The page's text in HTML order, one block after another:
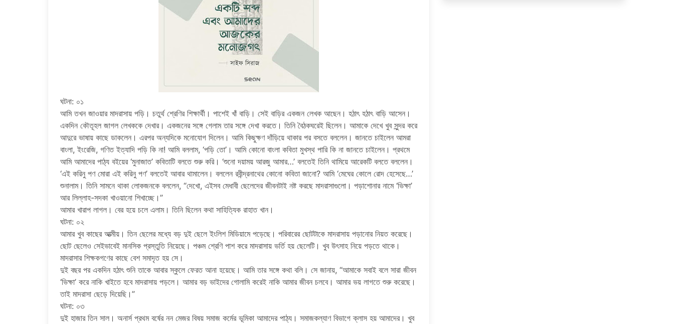
ঘটনা: ০১
আমি তখন জাওয়ার মাদরাসায় পড়ি। চতুর্থ শ্রেণির শিক্ষার্থী। পাশেই খাঁ বাড়ি। সেই বাড়ির একজন লেখক আছেন। হঠাৎ হঠাৎ বাড়ি আসেন।
একদিন কৌতূহল জাগল লেখককে দেখার। একজনের সঙ্গে গেলাম তার সঙ্গে দেখা করতে। তিনি বৈঠকঘরেই ছিলেন। আমাকে দেখে খুব সুন্দর করে
আদুরে ভাষায় কাছে ডাকলেন। এরপর অন্যদিকে মনোযোগ দিলেন। আমি কিছুক্ষণ দাঁড়িয়ে থাকার পর বসতে বললেন। জানতে চাইলেন আমরা
বাংলা, ইংরেজি, গণিত ইত্যাদি পড়ি কি না! আমি বললাম, ‘পড়ি তো’। আমি কোনো বাংলা কবিতা মুখস্থ পারি কি না জানতে চাইলেন। প্রথমে
আমি আমাদের পাঠ্য বইয়ের ‘মুনাজাত’ কবিতাটি বলতে শুরু করি। ‘শুনো দয়াময় আরজু আমার…’ বলতেই তিনি থামিয়ে আরেকটি বলতে বললেন।
‘এই করিনু পণ মোরা এই করিনু পণ’ বলতেই আবার থামালেন। বললেন রবীন্দ্রনাথের কোনো কবিতা জানো? আমি ‘মেঘের কোলে রোদ হেসেছে…’
শুনালাম। তিনি সামনে থাকা লোকজনকে বললেন, “দেখো, এইসব মেধাবী ছেলেদের জীবনটাই নষ্ট করছে মাদরাসাগুলো। পড়াশোনার নামে ‘ভিক্ষা’
আর লিল্লাহ-সদকা খাওয়ানো শিখাচ্ছে।”
আমার খারাপ লাগল। বের হয়ে চলে এলাম। তিনি ছিলেন কথা সাহিত্যিক রাহাত খান।
ঘটনা: ০২
আমার খুব কাছের আত্মীয়। তিন ছেলের মধ্যে বড় দুই ছেলে ইংলিশ মিডিয়ামে পড়েছে। পরিবারের ছোটটাকে মাদরাসায় পড়ানোর নিয়ত করেছে।
ছোট ছেলেও সেইভাবেই মানসিক প্রস্তুতি নিয়েছে। পঞ্চম শ্রেণি পাশ করে মাদরাসায় ভর্তি হয় ছেলেটি। খুব উৎসাহ নিয়ে পড়তে থাকে।
মাদরাসার শিক্ষকগণের কাছে বেশ সমাদৃত হয় সে।
দুই বছর পর একদিন হঠাৎ শুনি তাকে আবার স্কুলে ফেরত আনা হয়েছে। আমি তার সঙ্গে কথা বলি। সে জানায়, “আমাকে সবাই বলে সারা জীবন
‘ভিক্ষা’ করে নাকি খাইতে হবে মাদরাসায় পড়লে। আমার বড় ভাইদের গোলামি করেই নাকি আমার জীবন চলবে। আমার ভয় লাগতে শুরু করেছে।
তাই মাদরাসা ছেড়ে দিয়েছি।”
ঘটনা: ০৩
দুই হাজার তিন সাল। অনার্স প্রথম বর্ষের নন মেজর বিষয় সমাজ কর্মের ভূমিকা আমাদের পাঠ্য। সমাজকল্যাণ বিভাগে ক্লাস হয় আমাদের। খুব